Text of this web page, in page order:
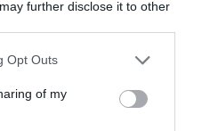
further disclose it to other
Opt Outs
of my
για την Τέχνη και τον